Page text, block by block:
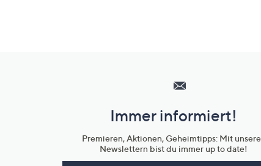
Unternehmensinformationen
Immer informiert!
Premieren, Aktionen, Geheimtipps: Mit
Newslettern bist du immer up to date!